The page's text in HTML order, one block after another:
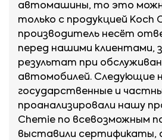
ВАЗ
3 класс по
шкале
4
автомашины, то это
только с продукцией Koch
производитель несёт
перед нашими клиентами,
результат при
автомобилей. Следующие
государственные и
проанализировали нашу
Chemie по всевозможным
выставили сертификаты,